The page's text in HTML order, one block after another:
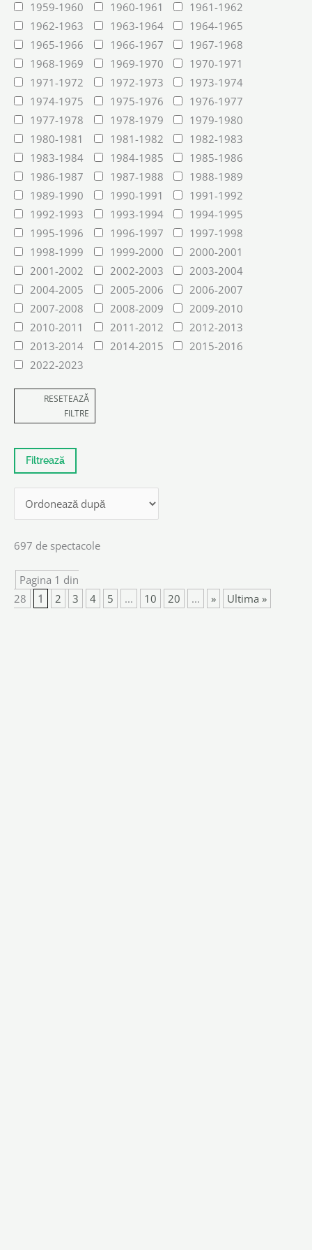
1959-1960
1960-1961
1961-1962
1962-1963
1963-1964
1964-1965
1965-1966
1966-1967
1967-1968
1968-1969
1969-1970
1970-1971
1971-1972
1972-1973
1973-1974
1974-1975
1975-1976
1976-1977
1977-1978
1978-1979
1979-1980
1980-1981
1981-1982
1982-1983
1983-1984
1984-1985
1985-1986
1986-1987
1987-1988
1988-1989
1989-1990
1990-1991
1991-1992
1992-1993
1993-1994
1994-1995
1995-1996
1996-1997
1997-1998
1998-1999
1999-2000
2000-2001
2001-2002
2002-2003
2003-2004
2004-2005
2005-2006
2006-2007
2007-2008
2008-2009
2009-2010
2010-2011
2011-2012
2012-2013
2013-2014
2014-2015
2015-2016
2022-2023
RESETEAZĂ
FILTRE
697 de spectacole
Pagina 1 din
28
1 2 3 4 5 ... 10 20 ... » Ultima »